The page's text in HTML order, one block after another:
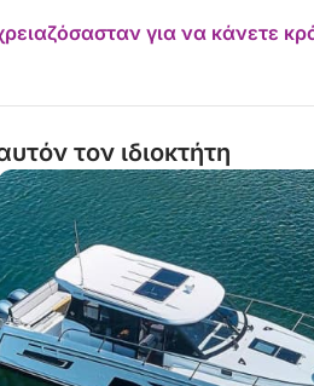
για να κάνετε
τον ιδιοκτήτη